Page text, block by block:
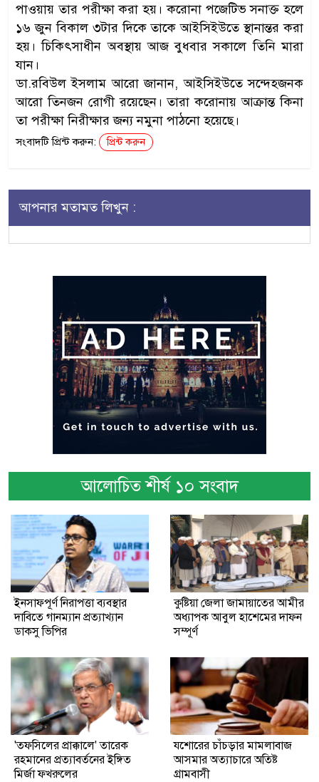
পাওয়ায় তার পরীক্ষা করা হয়। করোনা পজেটিভ সনাক্ত হলে
১৬ জুন বিকাল ৩টার দিকে তাকে আইসিইউতে স্থানান্তর করা
হয়। চিকিৎসাধীন অবস্থায় আজ বুধবার সকালে তিনি মারা
যান।
ডা.রবিউল ইসলাম আরো জানান, আইসিইউতে সন্দেহজনক
আরো তিনজন রোগী রয়েছেন। তারা করোনায় আক্রান্ত কিনা
তা পরীক্ষা নিরীক্ষার জন্য নমুনা পাঠনো হয়েছে।
সংবাদটি প্রিন্ট করুন: প্রিন্ট করুন
আপনার মতামত লিখুন :
আলোচিত শীর্ষ ১০ সংবাদ
ইনসাফপূর্ণ নিরাপত্তা ব্যবস্থার
দাবিতে গানম্যান প্রত্যাখ্যান
ডাকসু ভিপির
কুষ্টিয়া জেলা জামায়াতের আমীর
অধ্যাপক আবুল হাশেমের দাফন
সম্পূর্ণ
'তফসিলের প্রাক্কালে' তারেক
রহমানের প্রত্যাবর্তনের ইঙ্গিত
মির্জা ফখরুলের
যশোরের চাঁচড়ার মামলাবাজ
আসমার অত্যাচারে অতিষ্ট
গ্রামবাসী